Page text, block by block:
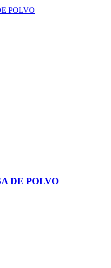
DE POLVO